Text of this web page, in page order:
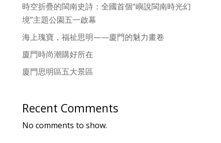
時空折疊的閩南史詩：全國首個“嶼說閩南時光幻
境”主題公園五一啟幕
海上瑰寶，福祉思明——廈門的魅力畫卷
廈門時尚潮購好所在
廈門思明區五大景區
Recent Comments
No comments to show.